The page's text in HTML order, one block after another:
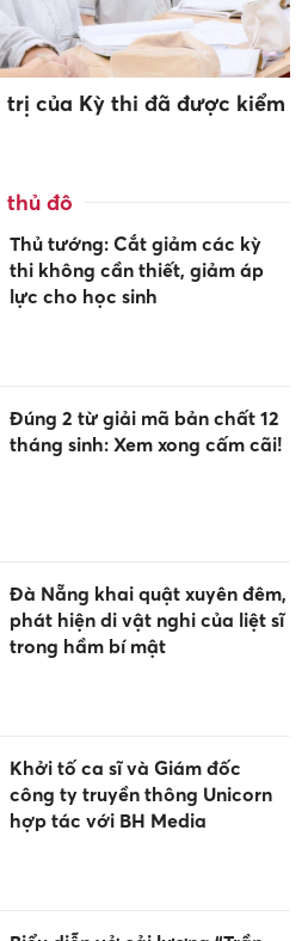
của Kỳ thi đã được kiểm
thủ đô
Thủ tướng: Cắt giảm các kỳ
thi không cần thiết, giảm áp
lực cho học sinh
Đúng 2 từ giải mã bản chất 12
tháng sinh: Xem xong cấm cãi!
Đà Nẵng khai quật xuyên đêm,
phát hiện di vật nghi của liệt sĩ
trong hầm bí mật
Khởi tố ca sĩ và Giám đốc
công ty truyền thông Unicorn
hợp tác với BH Media